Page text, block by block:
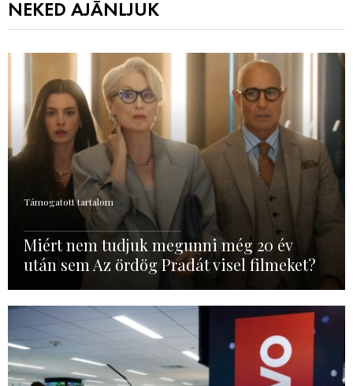
NEKED AJÁNLJUK
Támogatott tartalom
Miért nem tudjuk megunni még 20 év
után sem Az ördög Pradát visel filmeket?